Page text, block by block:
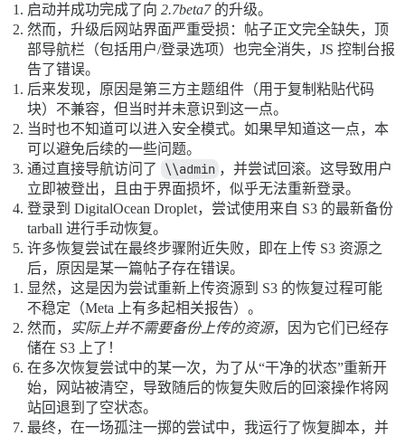
启动并成功完成了向 2.7beta7的升级。
然而，升级后网站界面严重受损：帖子正文完全缺失，顶
部导航栏（包括用户/登录选项）也完全消失，JS 控制台报
告了错误。
后来发现，原因是第三方主题组件（用于复制粘贴代码
块）不兼容，但当时并未意识到这一点。
当时也不知道可以进入安全模式。如果早知道这一点，本
可以避免后续的一些问题。
通过直接导航访问了
\\admin ，并尝试回滚。这导致用户
立即被登出，且由于界面损坏，似乎无法重新登录。
登录到 DigitalOcean Droplet，尝试使用来自 S3 的最新备份
tarball 进行手动恢复。
许多恢复尝试在最终步骤附近失败，即在上传 S3 资源之
后，原因是某一篇帖子存在错误。
显然，这是因为尝试重新上传资源到 S3 的恢复过程可能
不稳定（Meta 上有多起相关报告）。
然而，
实际上并不需要备份上传的资源，因为它们已经存
储在 S3 上了！
在多次恢复尝试中的某一次，为了从“干净的状态”重新开
始，网站被清空，导致随后的恢复失败后的回滚操作将网
站回退到了空状态。
最终，在一场孤注一掷的尝试中，我运行了恢复脚本，并